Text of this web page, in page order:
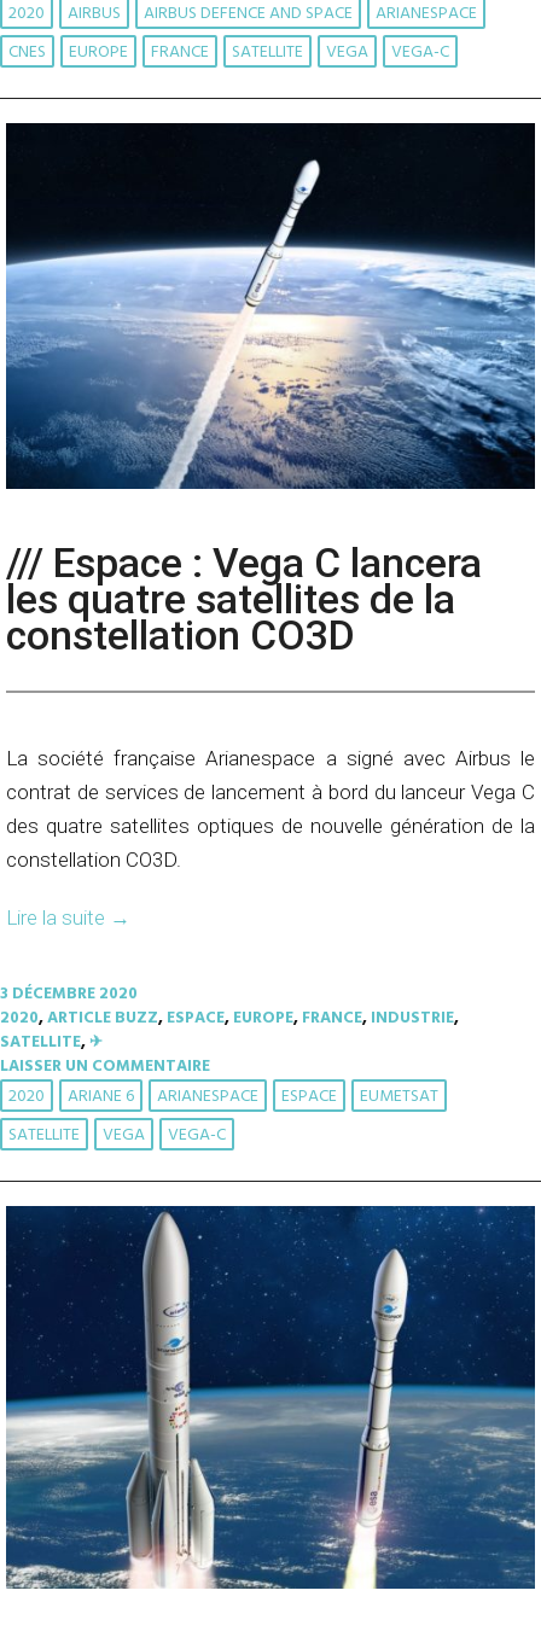
2020 AIRBUS AIRBUS DEFENCE AND SPACE
ARIANESPACE
CNES
EUROPE FRANCE SATELLITE VEGA VEGA-C
/// Espace : Vega C lancera
les quatre satellites de la
constellation CO3D
La société française Arianespace a signé avec Airbus le
contrat de services de lancement à bord du lanceur Vega C
des quatre satellites optiques de nouvelle génération de la
constellation CO3D.
Lire la suite →
3 DÉCEMBRE 2020
2020,ARTICLE BUZZ,ESPACE,EUROPE,FRANCE,INDUSTRIE,
SATELLITE,✈︎
LAISSER UN COMMENTAIRE
2020 ARIANE 6 ARIANESPACE ESPACE
EUMETSAT
SATELLITE
VEGA VEGA-C